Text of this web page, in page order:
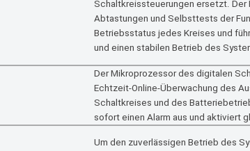
Schaltkreissteuerungen ersetzt.
Abtastungen und Selbsttests der
Betriebsstatus jedes Kreises und
und einen stabilen Betrieb des
Der Mikroprozessor des digitalen
Echtzeit-Online-Überwachung des
Schaltkreises und des
sofort einen Alarm aus und aktiviert
Um den zuverlässigen Betrieb des